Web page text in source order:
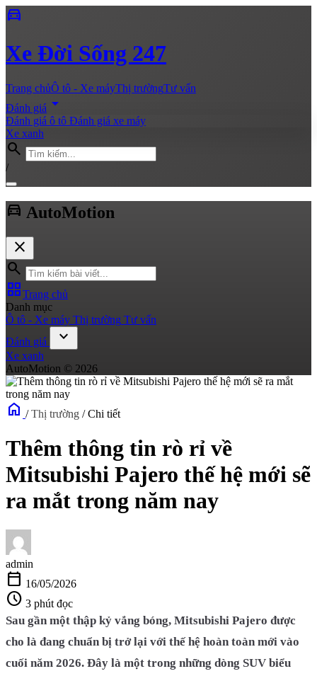
directions_car
Xe Đời Sống 247
Trang chủÔ tô - Xe máyThị trườngTư vấn
Đánh giá arrow_drop_down
Đánh giá ô tô Đánh giá xe máy
Xe xanh
search
/
directions_car AutoMotion
close
search
grid_viewTrang chủ
Danh mục
Ô tô - Xe máy Thị trường Tư vấn
Đánh giá
expand_more
Xe xanh
AutoMotion © 2026
home / Thị trường / Chi tiết
Thêm thông tin rò rỉ về
Mitsubishi Pajero thế hệ mới sẽ
ra mắt trong năm nay
admin
calendar_today 16/05/2026
schedule 3 phút đọc
Sau gần một thập kỷ vắng bóng, Mitsubishi Pajero được
cho là đang chuẩn bị trở lại với thế hệ hoàn toàn mới vào
cuối năm 2026. Đây là một trong những dòng SUV biểu